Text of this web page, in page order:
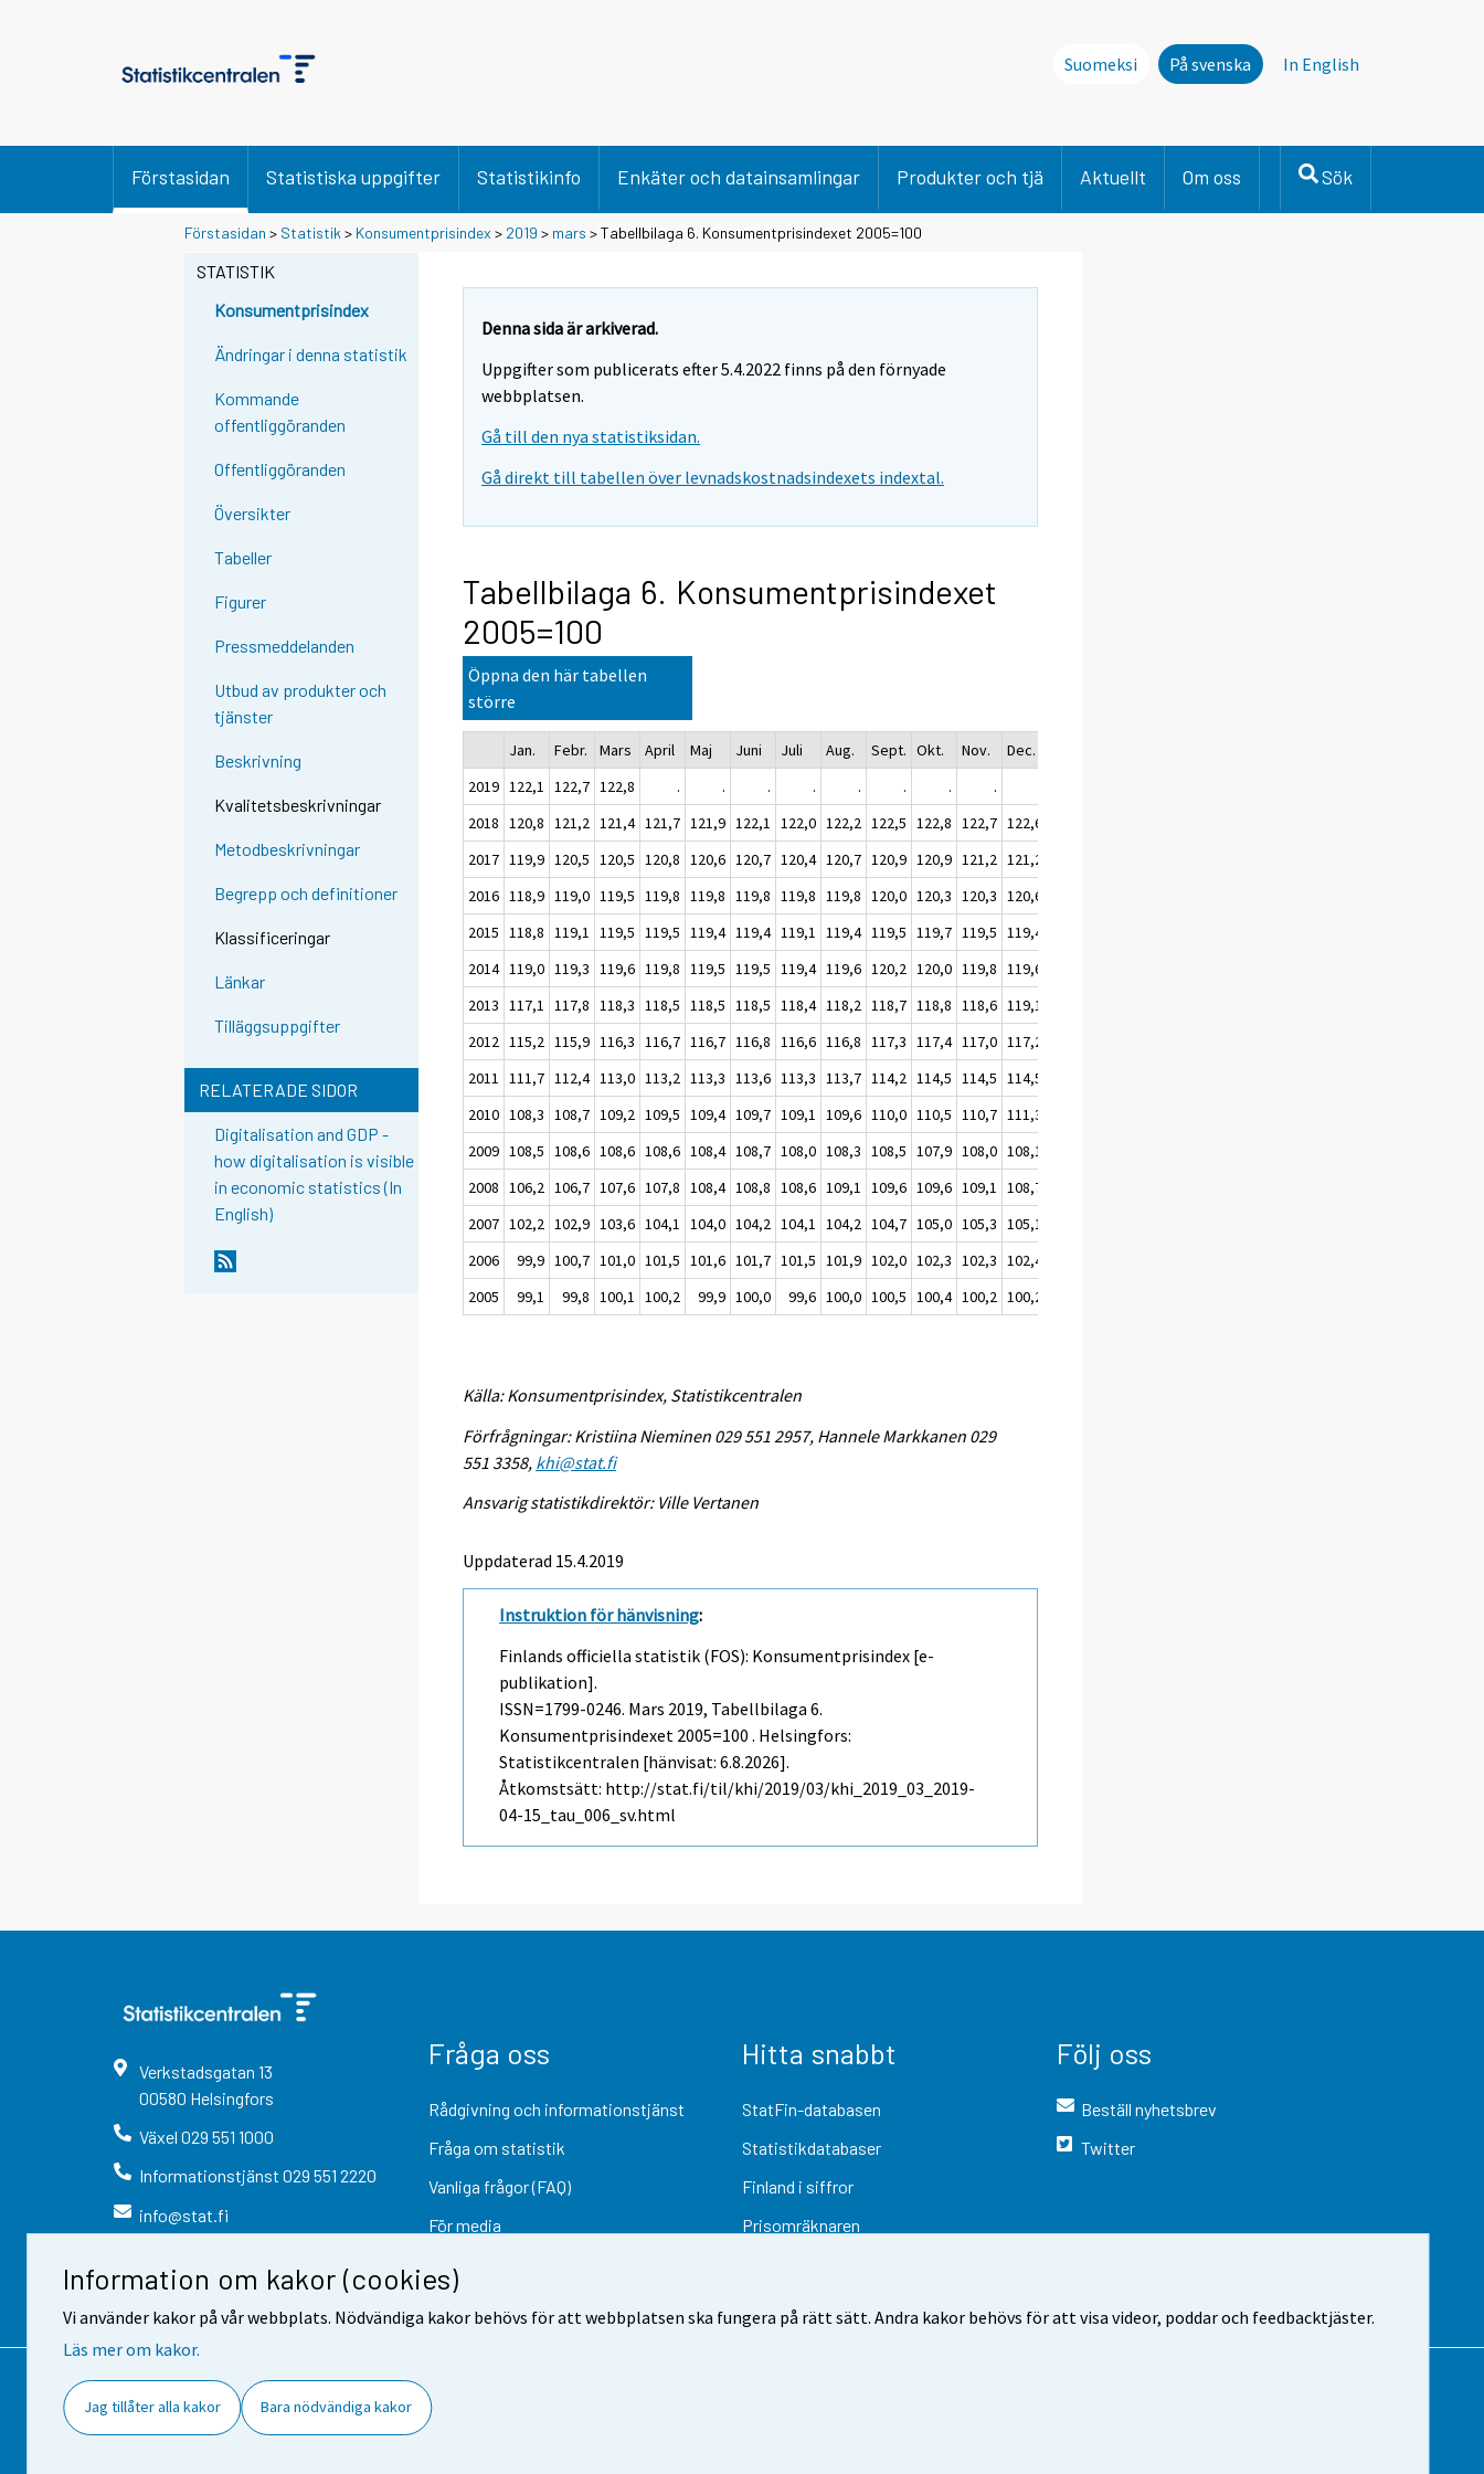
Information om kakor (cookies)
Vi använder kakor på vår webbplats. Nödvändiga kakor behövs för att webbplatsen ska fungera på rätt sätt. Andra kakor behövs för att visa videor, poddar och feedbacktjäster.
Läs mer om kakor.
Jag tillåter alla kakor Bara nödvändiga kakor
Suomeksi På svenska In English
Förstasidan Statistiska uppgifter Statistikinfo Enkäter och datainsamlingar Produkter och tjä Aktuellt Om oss Sök
Förstasidan > Statistik > Konsumentprisindex > 2019 > mars > Tabellbilaga 6. Konsumentprisindexet 2005=100
STATISTIK
Konsumentprisindex
Ändringar i denna statistik
Kommande
offentliggöranden
Offentliggöranden
Översikter
Tabeller
Figurer
Pressmeddelanden
Utbud av produkter och
tjänster
Beskrivning
Kvalitetsbeskrivningar
Metodbeskrivningar
Begrepp och definitioner
Klassificeringar
Länkar
Tilläggsuppgifter
RELATERADE SIDOR
Digitalisation and GDP -
how digitalisation is visible
in economic statistics (In
English)
Denna sida är arkiverad.
Uppgifter som publicerats efter 5.4.2022 finns på den förnyade
webbplatsen.
Gå till den nya statistiksidan.
Gå direkt till tabellen över levnadskostnadsindexets indextal.
Tabellbilaga 6. Konsumentprisindexet
2005=100
Öppna den här tabellen
större
Jan. Febr. Mars April Maj Juni Juli Aug. Sept. Okt. Nov. Dec.
2019 122,1 122,7 122,8 . . . . . . . .
2018 120,8 121,2 121,4 121,7 121,9 122,1 122,0 122,2 122,5 122,8 122,7 122,6
2017 119,9 120,5 120,5 120,8 120,6 120,7 120,4 120,7 120,9 120,9 121,2 121,2
2016 118,9 119,0 119,5 119,8 119,8 119,8 119,8 119,8 120,0 120,3 120,3 120,6
2015 118,8 119,1 119,5 119,5 119,4 119,4 119,1 119,4 119,5 119,7 119,5 119,4
2014 119,0 119,3 119,6 119,8 119,5 119,5 119,4 119,6 120,2 120,0 119,8 119,6
2013 117,1 117,8 118,3 118,5 118,5 118,5 118,4 118,2 118,7 118,8 118,6 119,1
2012 115,2 115,9 116,3 116,7 116,7 116,8 116,6 116,8 117,3 117,4 117,0 117,2
2011 111,7 112,4 113,0 113,2 113,3 113,6 113,3 113,7 114,2 114,5 114,5 114,5
2010 108,3 108,7 109,2 109,5 109,4 109,7 109,1 109,6 110,0 110,5 110,7 111,3
2009 108,5 108,6 108,6 108,6 108,4 108,7 108,0 108,3 108,5 107,9 108,0 108,1
2008 106,2 106,7 107,6 107,8 108,4 108,8 108,6 109,1 109,6 109,6 109,1 108,7
2007 102,2 102,9 103,6 104,1 104,0 104,2 104,1 104,2 104,7 105,0 105,3 105,1
2006
99,9 100,7 101,0 101,5 101,6 101,7 101,5 101,9 102,0 102,3 102,3 102,4
2005
99,1 99,8 100,1 100,2 99,9 100,0 99,6 100,0 100,5 100,4 100,2 100,2
Källa: Konsumentprisindex, Statistikcentralen
Förfrågningar: Kristiina Nieminen 029 551 2957, Hannele Markkanen 029
551 3358, khi@stat.fi
Ansvarig statistikdirektör: Ville Vertanen
Uppdaterad 15.4.2019
Instruktion för hänvisning:
Finlands officiella statistik (FOS): Konsumentprisindex [e-
publikation].
ISSN=1799-0246. Mars 2019, Tabellbilaga 6.
Konsumentprisindexet 2005=100 . Helsingfors:
Statistikcentralen [hänvisat: 6.8.2026].
Åtkomstsätt: http://stat.fi/til/khi/2019/03/khi_2019_03_2019-
04-15_tau_006_sv.html
Verkstadsgatan 13
00580 Helsingfors
Växel 029 551 1000
Informationstjänst 029 551 2220
info@stat.fi
Fråga oss
Rådgivning och informationstjänst
Fråga om statistik
Vanliga frågor (FAQ)
För media
Hitta snabbt
StatFin-databasen
Statistikdatabaser
Finland i siffror
Prisomräknaren
Följ oss
Beställ nyhetsbrev
Twitter
Kontaktinformation Respons